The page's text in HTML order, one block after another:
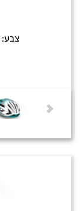
צבע: